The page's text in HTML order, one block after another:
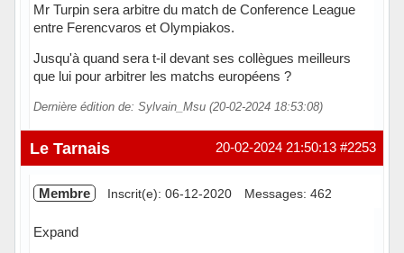
Mr Turpin sera arbitre du match de Conference League
entre Ferencvaros et Olympiakos.
Jusqu'à quand sera t-il devant ses collègues meilleurs
que lui pour arbitrer les matchs européens ?
Dernière édition de: Sylvain_Msu (20-02-2024 18:53:08)
Hors ligne #2253
20-02-2024 21:50:13
Le Tarnais
Membre Inscrit(e): 06-12-2020 Messages: 462
Expand